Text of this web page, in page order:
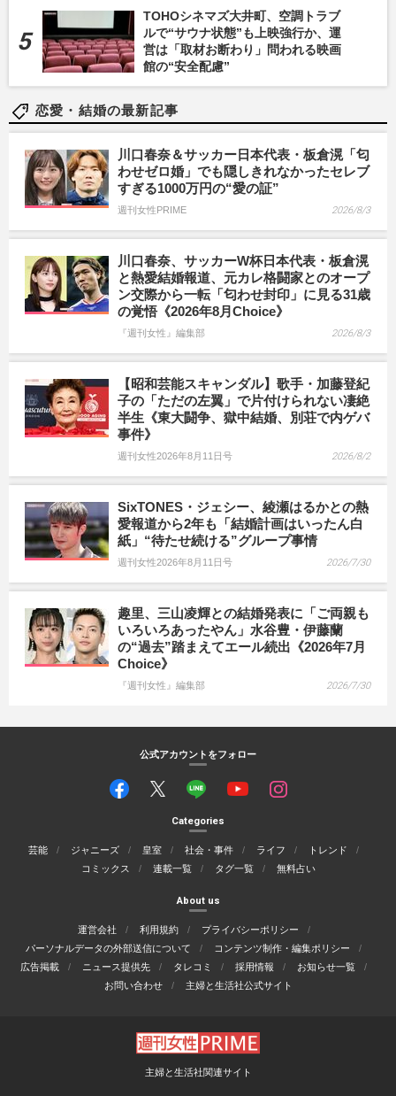
TOHOシネマズ大井町、空調トラブ
ルで“サウナ状態”も上映強行か、運
営は「取材お断わり」問われる映画
館の“安全配慮”
恋愛・結婚の最新記事
川口春奈＆サッカー日本代表・板倉滉「匂
わせゼロ婚」でも隠しきれなかったセレブ
すぎる1000万円の“愛の証”
週刊女性PRIME 2026/8/3
川口春奈、サッカーW杯日本代表・板倉滉
と熱愛結婚報道、元カレ格闘家とのオープ
ン交際から一転「匂わせ封印」に見る31歳
の覚悟《2026年8月Choice》
『週刊女性』編集部 2026/8/3
【昭和芸能スキャンダル】歌手・加藤登紀
子の「ただの左翼」で片付けられない凄絶
半生《東大闘争、獄中結婚、別荘で内ゲバ
事件》
週刊女性2026年8月11日号 2026/8/2
SixTONES・ジェシー、綾瀬はるかとの熱
愛報道から2年も「結婚計画はいったん白
紙」“待たせ続ける”グループ事情
週刊女性2026年8月11日号 2026/7/30
趣里、三山凌輝との結婚発表に「ご両親も
いろいろあったやん」水谷豊・伊藤蘭
の“過去”踏まえてエール続出《2026年7月
Choice》
『週刊女性』編集部 2026/7/30
公式アカウントをフォロー
Categories
芸能 ジャニーズ 皇室 社会・事件 ライフ
トレンド
コミックス
連載一覧 タグ一覧 無料占い
About us
運営会社 利用規約
プライバシーポリシー
パーソナルデータの外部送信について
コンテンツ制作・編集ポリシー
広告掲載
ニュース提供先 タレコミ 採用情報
お知らせ一覧
お問い合わせ
主婦と生活社公式サイト
主婦と生活社関連サイト